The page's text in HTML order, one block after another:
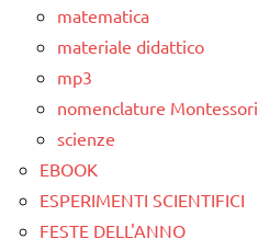
ARTICOLI
TUTTI GLI
ARGOMENTI
PER ETA'
TUTTI GLI
ARTICOLI
matematica
materiale didattico
mp3
nomenclature Montessori
scienze
EBOOK
ESPERIMENTI SCIENTIFICI
FESTE DELL'ANNO